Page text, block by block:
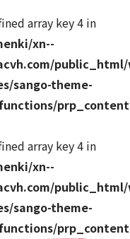
array key 4 in
xn--
sango-theme-
array key 4 in
xn--
sango-theme-